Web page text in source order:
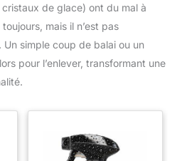
de glace) ont du mal à
mais il n’est pas
simple coup de balai ou un
pour l’enlever, transformant une